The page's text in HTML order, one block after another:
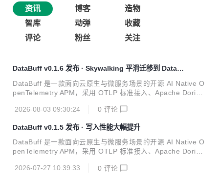
资讯 博客
造物
智库
动弹
收藏
评论
粉丝 关注
DataBuff v0.1.6 发布 · Skywalking 平滑迁移到 Databu
ff
DataBuff 是一款面向云原生与微服务场景的开源 AI Native O
penTelemetry APM，采用 OTLP 标准接入、Apache Doris
项目已在 OSCHINA 软件库收录：https://www.oschina.net/
20 个提交，本版无 Schema 迁移，升级即替换镜像并重启。
这版我们主要改了查询性能、告警准确性和 AI 稳定性，并把
工作区文件预览的后缀限制放开了；另外完善了 databuf...
2026-08-03 09:30:24 0 评论
DataBuff v0.1.5 发布 · 写入性能大幅提升
DataBuff 是一款面向云原生与微服务场景的开源 AI Native O
penTelemetry APM，采用 OTLP 标准接入、Apache Doris
项目已在 OSCHINA 软件库收录：https://www.oschina.net/
2026-07-27 10:39:33 0 评论